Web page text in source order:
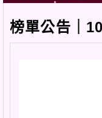
榜單公告｜